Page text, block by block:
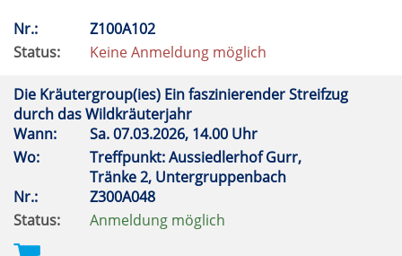
Nr.:
Z100A102
Status:
Keine Anmeldung möglich
Die Kräutergroup(ies) Ein faszinierender Streifzug
durch das Wildkräuterjahr
Wann:
Sa.07.03.2026, 14.00 Uhr
Wo:
Treffpunkt: Aussiedlerhof Gurr,
Tränke 2, Untergruppenbach
Nr.:
Z300A048
Status:
Anmeldung möglich